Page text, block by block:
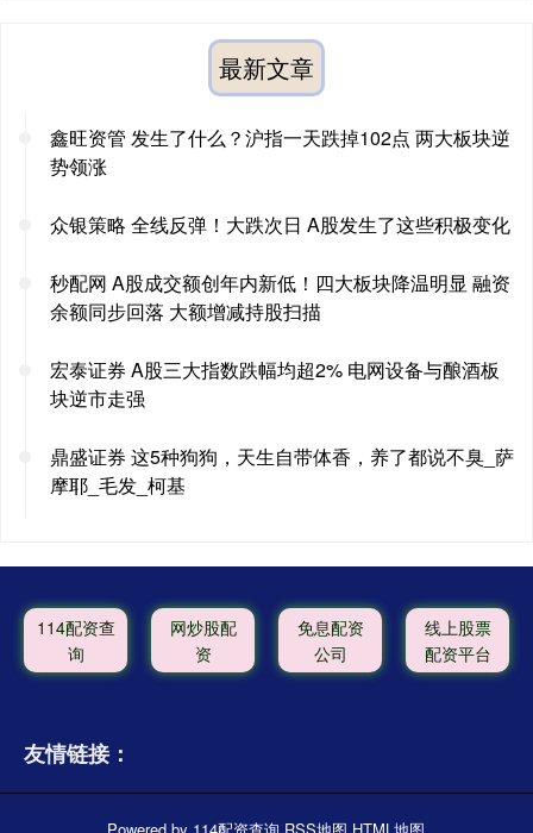
最新文章
鑫旺资管 发生了什么？沪指一天跌掉102点 两大板块逆
势领涨
众银策略 全线反弹！大跌次日 A股发生了这些积极变化
秒配网 A股成交额创年内新低！四大板块降温明显 融资
余额同步回落 大额增减持股扫描
宏泰证券 A股三大指数跌幅均超2% 电网设备与酿酒板
块逆市走强
鼎盛证券 这5种狗狗，天生自带体香，养了都说不臭_萨
摩耶_毛发_柯基
114配资查
询
网炒股配
资
免息配资
公司
线上股票
配资平台
友情链接：